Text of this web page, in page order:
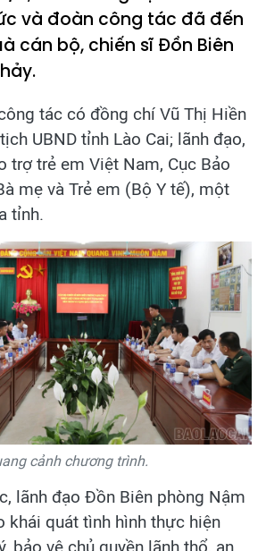
và đoàn công tác đã đến
cán bộ, chiến sĩ Đồn Biên
tác có đồng chí Vũ Thị Hiền
UBND tỉnh Lào Cai; lãnh đạo,
trợ trẻ em Việt Nam, Cục Bảo
mẹ và Trẻ em (Bộ Y tế), một
tỉnh.
cảnh chương trình.
lãnh đạo Đồn Biên phòng Nậm
khái quát tình hình thực hiện